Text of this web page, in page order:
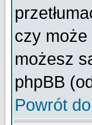
czy może
możesz
phpBB
Powrót